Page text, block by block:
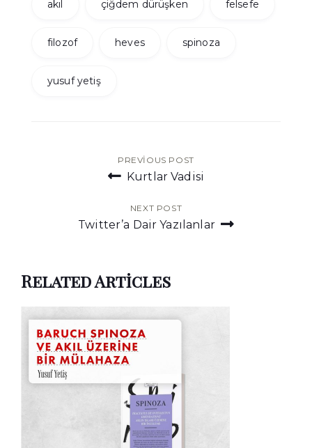
akıl çiğdem dürüşken felsefe
filozof heves spinoza
yusuf yetiş
gezinmesi
PREVIOUS POST
Kurtlar Vadisi
NEXT POST
Twitter’a Dair Yazılanlar
Related Articles